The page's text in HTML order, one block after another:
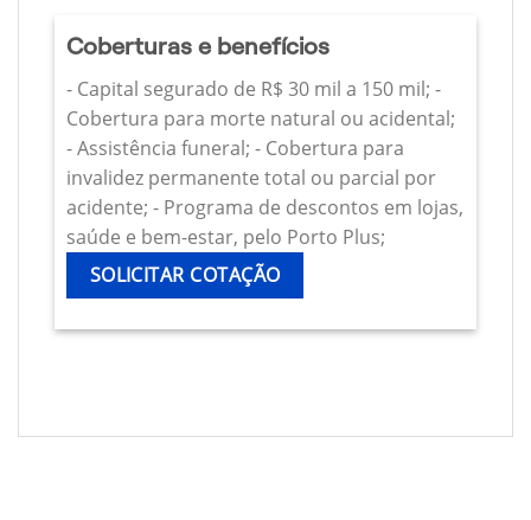
Coberturas e benefícios
- Capital segurado de R$ 30 mil a 150 mil; -
Cobertura para morte natural ou acidental;
- Assistência funeral; - Cobertura para
invalidez permanente total ou parcial por
acidente; - Programa de descontos em lojas,
saúde e bem-estar, pelo Porto Plus;
SOLICITAR COTAÇÃO